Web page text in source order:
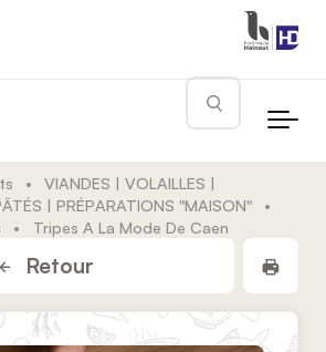
Rechercher
•
VIANDES | VOLAILLES |
| PRÉPARATIONS "MAISON"
•
• Tripes A La Mode De Caen
Retour